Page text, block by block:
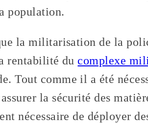
population.
la militarisation de la
rentabilité du complexe
Tout comme il a été
la sécurité des
nécessaire de déployer